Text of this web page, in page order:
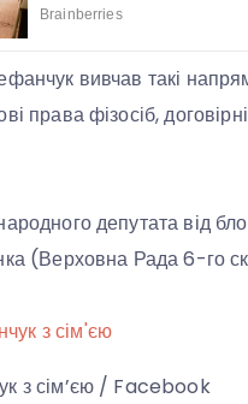
вивчав такі
права фізосіб,
депутата від
(Верховна Рада 6-го
з сім’єю / Facebook